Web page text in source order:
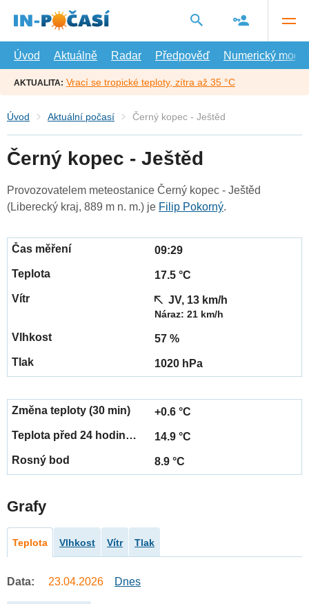
hlavní
Úvod
Aktuálně Radar Předpověď Numerický model
AKTUALITA: Vrací se tropické teploty, zítra až 35 °C
Úvod Aktuální počasí Černý kopec - Ještěd
Černý kopec - Ještěd
Provozovatelem meteostanice Černý kopec - Ještěd
(Liberecký kraj, 889 m n. m.) je Filip Pokorný.
09:29
17.5 °C
JV, 13 km/h
Náraz: 21 km/h
57 %
1020 hPa
+0.6 °C
14.9 °C
8.9 °C
Grafy
Teplota Vlhkost Vítr Tlak
Data: 23.04.2026 Dnes